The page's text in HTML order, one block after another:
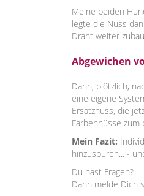
Meine beiden
legte die Nuss
Draht weiter
Abgewichen
Dann, plötzlich,
eine eigene
Ersatznuss, die
Farbennüsse zum
Mein Fazit:
hinzuspüren... -
Du hast Fragen?
Dann melde Dich